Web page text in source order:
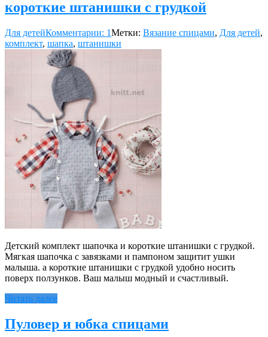
короткие штанишки с грудкой
Для детейКомментарии: 1Метки: Вязание спицами, Для детей,
комплект, шапка, штанишки
Детский комплект шапочка и короткие штанишки с грудкой.
Мягкая шапочка с завязками и пампоном защитит ушки
малыша. а короткие штанишки с грудкой удобно носить
поверх ползунков. Ваш малыш модный и счастливый.
Читать далее
Пуловер и юбка спицами